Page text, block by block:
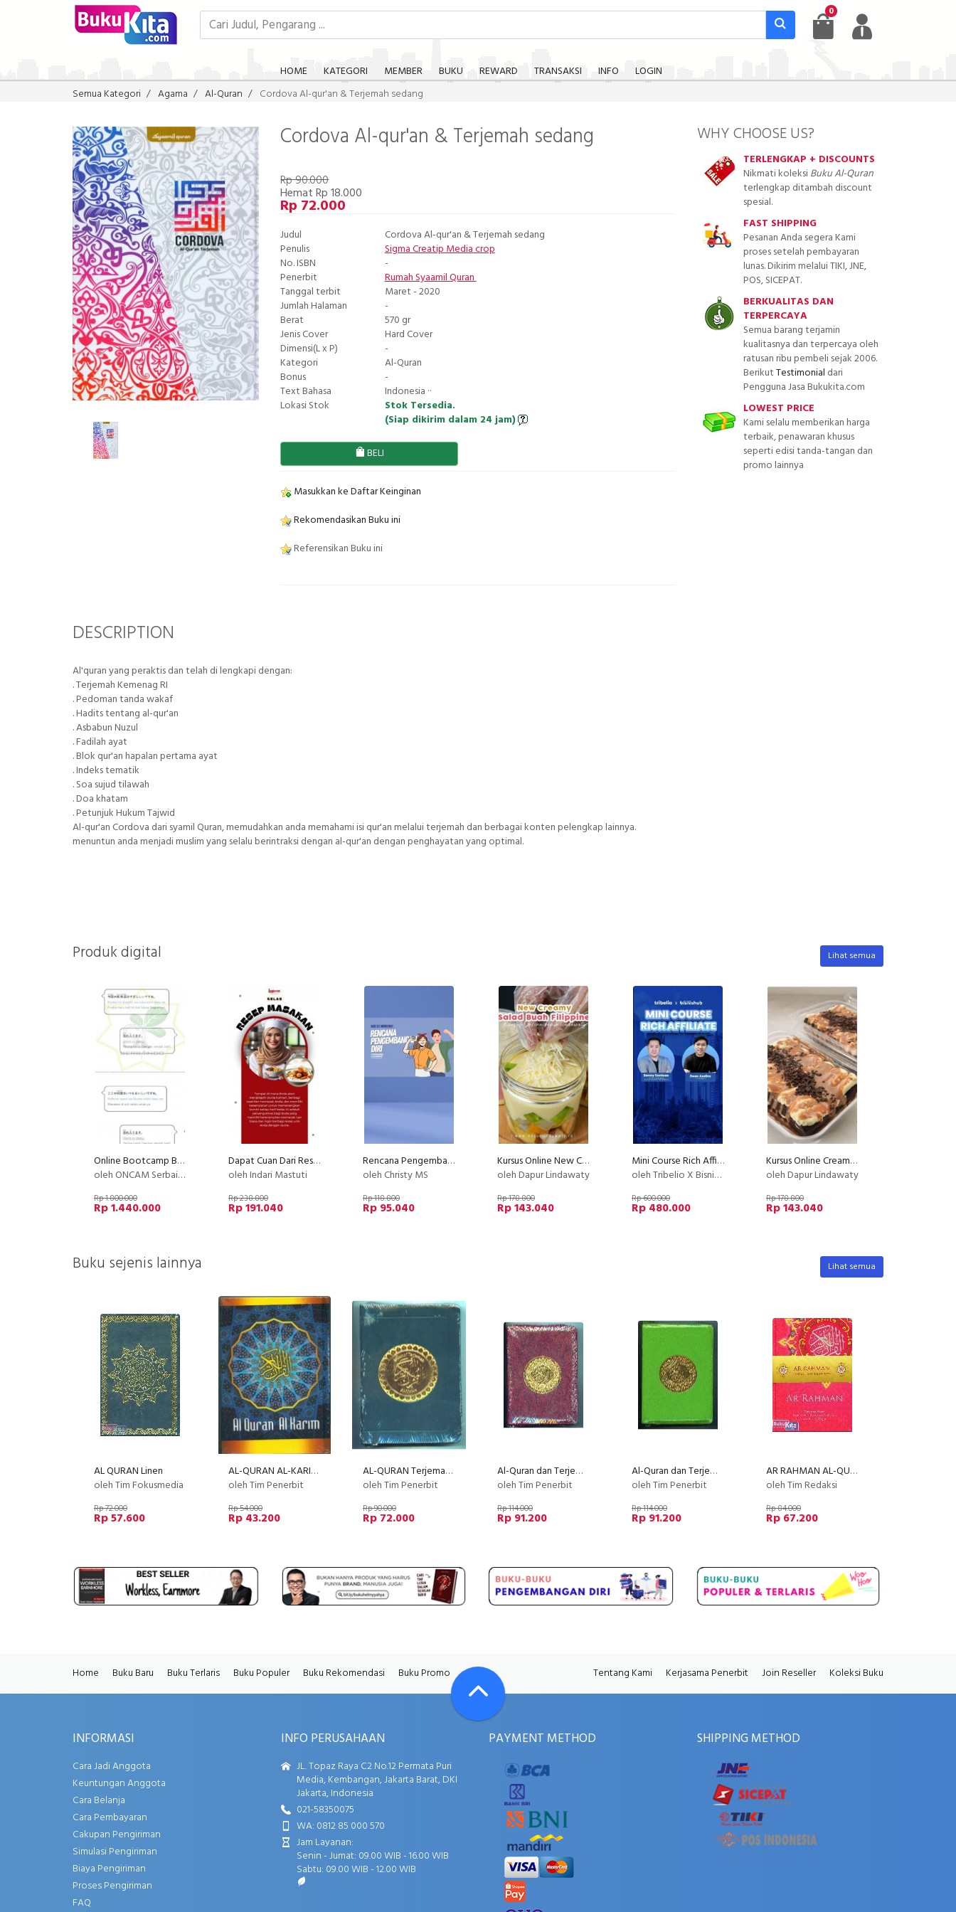
0
HOME KATEGORI MEMBER BUKU REWARD TRANSAKSI INFO
LOGIN
Semua Kategori
Agama Al-Quran Cordova Al-qur'an & Terjemah sedang
Cordova Al-qur'an & Terjemah sedang
Rp 90.000
Hemat Rp 18.000
Rp 72.000
Judul
Cordova Al-qur'an & Terjemah sedang
Penulis
Sigma Creatip Media crop
No. ISBN
-
Penerbit
Rumah Syaamil Quran
Tanggal terbit
Maret - 2020
Jumlah Halaman
-
Berat
570 gr
Jenis Cover
Hard Cover
Dimensi(L x P)
-
Kategori
Al-Quran
Bonus
-
Text Bahasa
Indonesia ··
Lokasi Stok
Stok Tersedia.
(Siap dikirim dalam 24 jam)
BELI
Masukkan ke Daftar Keinginan
Rekomendasikan Buku ini
Referensikan Buku ini
DESCRIPTION
Al'quran yang peraktis dan telah di lengkapi dengan:
. Terjemah Kemenag RI
. Pedoman tanda wakaf
. Hadits tentang al-qur'an
. Asbabun Nuzul
. Fadilah ayat
. Blok qur'an hapalan pertama ayat
. Indeks tematik
. Soa sujud tilawah
. Doa khatam
. Petunjuk Hukum Tajwid
Al-qur'an Cordova dari syamil Quran, memudahkan anda memahami isi qur'an melalui terjemah dan berbagai konten pelengkap lainnya.
menuntun anda menjadi muslim yang selalu berintraksi dengan al-qur'an dengan penghayatan yang optimal.
WHY CHOOSE US?
TERLENGKAP + DISCOUNTS
Nikmati koleksiBuku Al-Quran
terlengkap ditambah discount
spesial.
FAST SHIPPING
Pesanan Anda segera Kami
proses setelah pembayaran
lunas. Dikirim melalui TIKI, JNE,
POS, SICEPAT.
BERKUALITAS DAN
TERPERCAYA
Semua barang terjamin
kualitasnya dan terpercaya oleh
ratusan ribu pembeli sejak 2006.
BerikutTestimonial dari
Pengguna Jasa Bukukita.com
LOWEST PRICE
Kami selalu memberikan harga
terbaik, penawaran khusus
seperti edisi tanda-tangan dan
promo lainnya
Produk digital Lihat semua
Online Bootcamp Bahasa Jepang untuk Karir di Jepang
oleh ONCAM Serbaindo
Rp 1.800.000
Rp 1.440.000
Dapat Cuan Dari Resep Masakan
oleh Indari Mastuti
Rp 238.800
Rp 191.040
Rencana Pengembangan Diri
oleh Christy MS
Rp 118.800
Rp 95.040
Kursus Online New Creamy Salad Buah Philiphine Dapur Lindawaty PU
oleh Dapur Lindawaty
Rp 178.800
Rp 143.040
Mini Course Rich Affiliate
oleh Tribelio X Bisnishub
Rp 600.000
Rp 480.000
Kursus Online Creamy Bombom Dapur Lindawaty PU
oleh Dapur Lindawaty
Rp 178.800
Rp 143.040
Buku sejenis lainnya Lihat semua
AL QURAN Linen
oleh Tim Fokusmedia
Rp 72.000
Rp 57.600
AL-QURAN AL-KARIM A6 (HC)
oleh Tim Penerbit
Rp 54.000
Rp 43.200
AL-QURAN Terjemah AL-MA WA (selesting)
oleh Tim Penerbit
Rp 90.000
Rp 72.000
Al-Quran dan Terjemahan Merah Mahuum Besar Sahifa Dilengkapi Tajwid Warna
oleh Tim Penerbit
Rp 114.000
Rp 91.200
Al-Quran dan Terjemahan Hijau Besar Sahifa Dilengkapi Tajwid Warna
oleh Tim Penerbit
Rp 114.000
Rp 91.200
AR RAHMAN AL-QUR'AN (Pink)
oleh Tim Redaksi
Rp 84.000
Rp 67.200
Home Buku Baru Buku Terlaris Buku Populer Buku Rekomendasi Buku Promo Tentang Kami Kerjasama Penerbit Join Reseller Koleksi Buku
INFORMASI
Cara Jadi Anggota
Keuntungan Anggota
Cara Belanja
Cara Pembayaran
Cakupan Pengiriman
Simulasi Pengiriman
Biaya Pengiriman
Proses Pengiriman
FAQ
INFO PERUSAHAAN
JL. Topaz Raya C2 No.12 Permata Puri
Media, Kembangan, Jakarta Barat, DKI
Jakarta, Indonesia
021-58350075
WA: 0812 85 000 570
Jam Layanan:
Senin - Jumat: 09.00 WIB - 16.00 WIB
Sabtu: 09.00 WIB - 12.00 WIB
PAYMENT METHOD SHIPPING METHOD